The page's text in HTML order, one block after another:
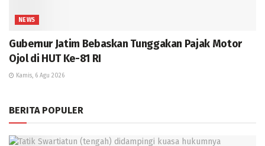
NEWS
Gubernur Jatim Bebaskan Tunggakan Pajak Motor
Ojol di HUT Ke-81 RI
Kamis, 6 Agu 2026
BERITA POPULER